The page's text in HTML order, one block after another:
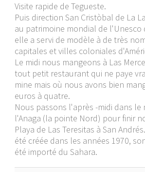
Visite rapide de Tegueste.
Puis direction San Cristòbal de La
au patrimoine mondial de l'Unesco
elle a servi de modèle à de très
capitales et villes coloniales
Le midi nous mangeons à Las
tout petit restaurant qui ne paye
mine mais où nous avons bien
euros à quatre.
Nous passons l'après -midi dans le
l'Anaga (la pointe Nord) pour finir
Playa de Las Teresitas à San
été créée dans les années 1970,
été importé du Sahara.